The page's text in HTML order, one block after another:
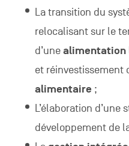
La transition du
relocalisant sur le
d’unealimentation
et réinvestissement
alimentaire ;
L’élaboration d’une
développement de